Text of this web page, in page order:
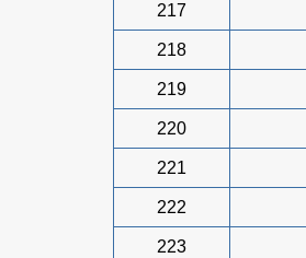
217
218
219
220
221
222
223